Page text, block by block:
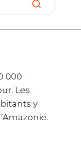
000
Les
y